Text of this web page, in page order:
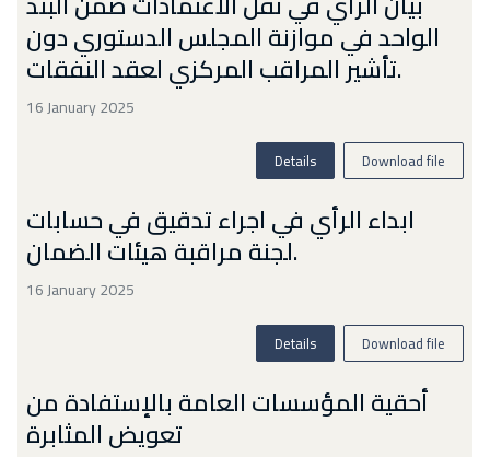
الواحد في موازنة المجلس الدستوري دون
تأشير المراقب المركزي لعقد النفقات.
16 January 2025
Details Download file
ابداء الرأي في اجراء تدقيق في حسابات
لجنة مراقبة هيئات الضمان.
16 January 2025
Details Download file
أحقية المؤسسات العامة بالإستفادة من
تعويض المثابرة